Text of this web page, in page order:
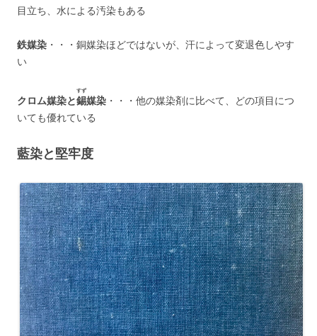
目立ち、水による汚染もある
鉄媒染 ・・・銅媒染ほどではないが、汗によって変退色しやす
い
クロム媒染と錫
すず
媒染 ・・・他の媒染剤に比べて、どの項目につ
いても優れている
藍染と堅牢度